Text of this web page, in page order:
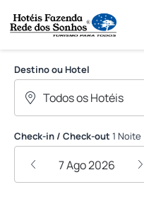
Rede dos
Destino ou Hotel
Check-in / Check-out 1 Noite
7 Ago 2026